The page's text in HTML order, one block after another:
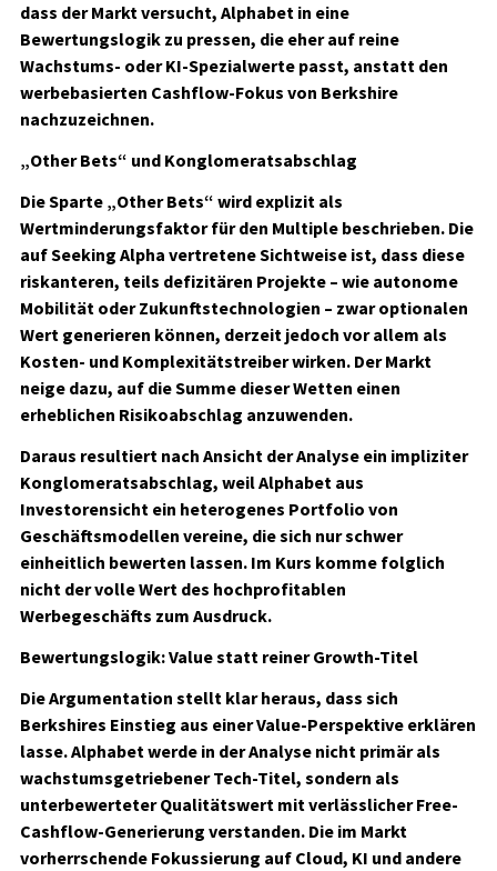
dass der Markt versucht, Alphabet in eine
Bewertungslogik zu pressen, die eher auf reine
Wachstums- oder KI-Spezialwerte passt, anstatt den
werbebasierten Cashflow-Fokus von Berkshire
nachzuzeichnen.
„Other Bets“ und Konglomeratsabschlag
Die Sparte „Other Bets“ wird explizit als
Wertminderungsfaktor für den Multiple beschrieben. Die
auf Seeking Alpha vertretene Sichtweise ist, dass diese
riskanteren, teils defizitären Projekte – wie autonome
Mobilität oder Zukunftstechnologien – zwar optionalen
Wert generieren können, derzeit jedoch vor allem als
Kosten- und Komplexitätstreiber wirken. Der Markt
neige dazu, auf die Summe dieser Wetten einen
erheblichen Risikoabschlag anzuwenden.
Daraus resultiert nach Ansicht der Analyse ein impliziter
Konglomeratsabschlag, weil Alphabet aus
Investorensicht ein heterogenes Portfolio von
Geschäftsmodellen vereine, die sich nur schwer
einheitlich bewerten lassen. Im Kurs komme folglich
nicht der volle Wert des hochprofitablen
Werbegeschäfts zum Ausdruck.
Bewertungslogik: Value statt reiner Growth-Titel
Die Argumentation stellt klar heraus, dass sich
Berkshires Einstieg aus einer Value-Perspektive erklären
lasse. Alphabet werde in der Analyse nicht primär als
wachstumsgetriebener Tech-Titel, sondern als
unterbewerteter Qualitätswert mit verlässlicher Free-
Cashflow-Generierung verstanden. Die im Markt
vorherrschende Fokussierung auf Cloud, KI und andere